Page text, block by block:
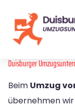
Duisburger
Beim Umzug
übernehmen